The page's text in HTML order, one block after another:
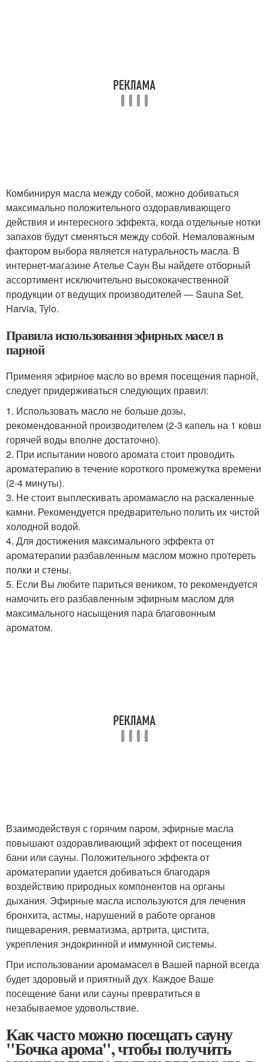
Комбинируя масла между собой, можно добиваться
максимально положительного оздоравливающего
действия и интересного эффекта, когда отдельные нотки
запахов будут сменяться между собой. Немаловажным
фактором выбора является натуральность масла. В
интернет-магазине Ателье Саун Вы найдете отборный
ассортимент исключительно высококачественной
продукции от ведущих производителей — Sauna Set,
Harvia, Tylo.
Правила использования эфирных масел в
парной
Применяя эфирное масло во время посещения парной,
следует придерживаться следующих правил:
1. Использовать масло не больше дозы,
рекомендованной производителем (2-3 капель на 1 ковш
горячей воды вполне достаточно).
2. При испытании нового аромата стоит проводить
ароматерапию в течение короткого промежутка времени
(2-4 минуты).
3. Не стоит выплескивать аромамасло на раскаленные
камни. Рекомендуется предварительно полить их чистой
холодной водой.
4. Для достижения максимального эффекта от
ароматерапии разбавленным маслом можно протереть
полки и стены.
5. Если Вы любите париться веником, то рекомендуется
намочить его разбавленным эфирным маслом для
максимального насыщения пара благовонным
ароматом.
Взаимодействуя с горячим паром, эфирные масла
повышают оздоравливающий эффект от посещения
бани или сауны. Положительного эффекта от
ароматерапии удается добиваться благодаря
воздействию природных компонентов на органы
дыхания. Эфирные масла используются для лечения
бронхита, астмы, нарушений в работе органов
пищеварения, ревматизма, артрита, цистита,
укрепления эндокринной и иммунной системы.
При использовании аромамасел в Вашей парной всегда
будет здоровый и приятный дух. Каждое Ваше
посещение бани или сауны превратиться в
незабываемое удовольствие.
Как часто можно посещать сауну
"Бочка арома", чтобы получить